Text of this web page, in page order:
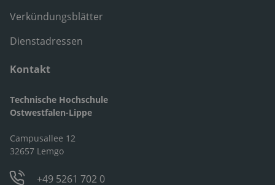
Verkündungsblätter
Dienstadressen
Kontakt
Technische Hochschule
Ostwestfalen-Lippe
Campusallee 12
32657 Lemgo
+49 5261 702 0